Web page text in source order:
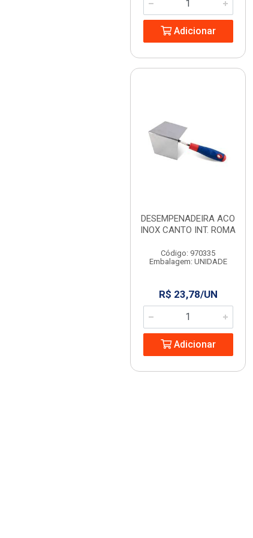
Adicionar
DESEMPENADEIRA ACO
INOX CANTO INT. ROMA
Código: 970335
Embalagem: UNIDADE
R$ 23,78/UN
Adicionar